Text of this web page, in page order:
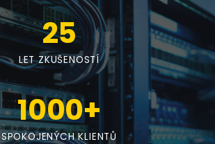
25
LET ZKUŠENOSTÍ
1000+
SPOKOJENÝCH KLIENTŮ